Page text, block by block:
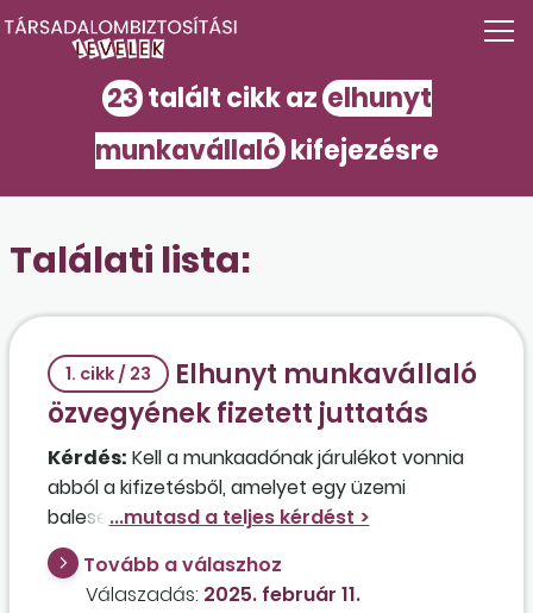
23talált cikk az elhunyt
munkavállalókifejezésre
Találati lista:
1. cikk / 23
Elhunyt munkavállaló
özvegyének fizetett juttatás
Kérdés: Kell a munkaadónak járulékot vonnia
abból a kifizetésből, amelyet egy üzemi
balesetben elhunyt munkavállalója özvegyének
peren kívüli megállapodás alapján fizet ki?
Tovább a válaszhoz
Válaszadás: 2025. február 11.